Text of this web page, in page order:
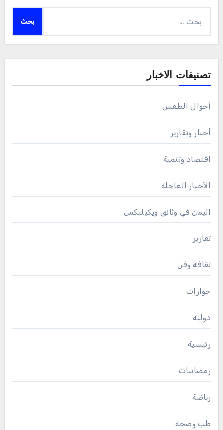
عن:
تصنيفات الاخبار
أحوال الطقس
أخبار وتقارير
اقتصاد وتنمية
الأخبار العاجلة
اليمن في وثائق ويكيليكس
تقارير
ثقافة وفن
حوارات
دولية
رئيسية
رمضانيات
رياضة
طب وصحة